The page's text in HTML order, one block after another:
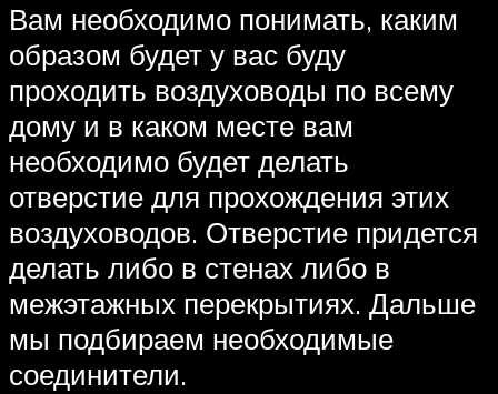
Вам необходимо понимать, каким
образом будет у вас буду
проходить воздуховоды по всему
дому и в каком месте вам
необходимо будет делать
отверстие для прохождения этих
воздуховодов. Отверстие придется
делать либо в стенах либо в
межэтажных перекрытиях. Дальше
мы подбираем необходимые
соединители.